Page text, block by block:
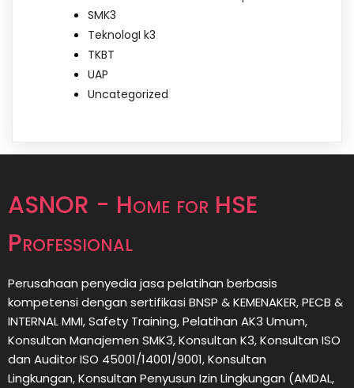
SMK3
TeknologI k3
TKBT
UAP
Uncategorized
ASNOR - Home for HSE
Professional
Perusahaan penyedia jasa pelatihan berbasis
kompetensi dengan sertifikasi BNSP & KEMENAKER, PECB &
INTERNAL MMI, Safety Training, Pelatihan AK3 Umum,
Konsultan Manajemen SMK3, Konsultan K3, Konsultan ISO
dan Auditor ISO 45001/14001/9001,Konsultan
Lingkungan,Konsultan Penyusun Izin Lingkungan (AMDAL,